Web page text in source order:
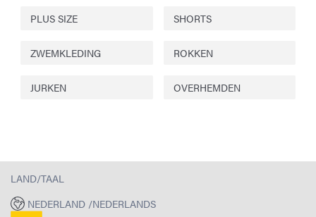
PLUS SIZE SHORTS
ZWEMKLEDING ROKKEN
JURKEN OVERHEMDEN
LAND/TAAL
NEDERLAND /NEDERLANDS